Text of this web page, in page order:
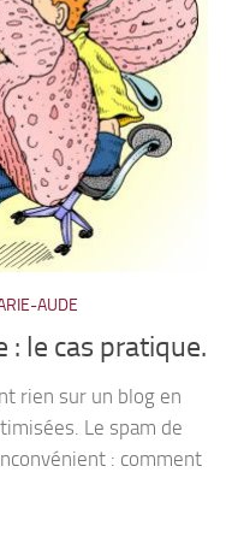
AUDE
: le cas pratique.
rien sur un blog en
Le spam de
: comment